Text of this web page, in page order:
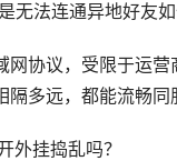
无法连通异地好友如
协议，受限于运
多远，都能流畅同
外挂捣乱吗？